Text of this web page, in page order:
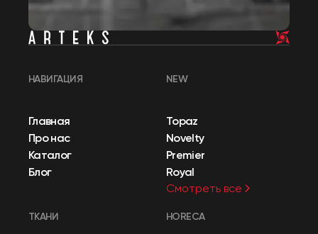
НАВИГАЦИЯ
Главная
Про нас
Каталог
Блог
NEW
Topaz
Novelty
Premier
Royal
Смотреть все
ТКАНИ HORECA